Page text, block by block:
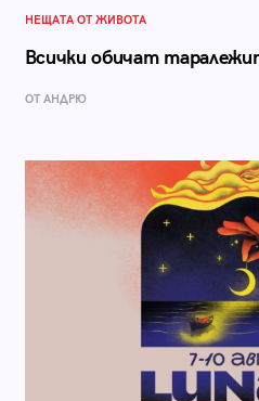
НЕЩАТА ОТ ЖИВОТА
Всички обичат
ОТ АНДРЮ